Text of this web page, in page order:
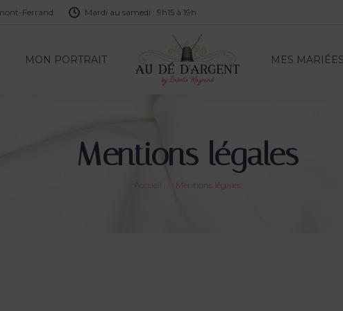
Ferrand Mardi au samedi : 9h15 à 19h
MON PORTRAIT MES MARIÉES
Mentions légales
Vous êtes ici :
Accueil Mentions légales